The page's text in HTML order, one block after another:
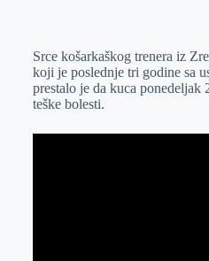
e
r
I
n
s
A
p
p
a
i
l
Srce košarkaškog trenera iz
koji je poslednje tri godine sa
prestalo je da kuca ponedeljak
teške bolesti.